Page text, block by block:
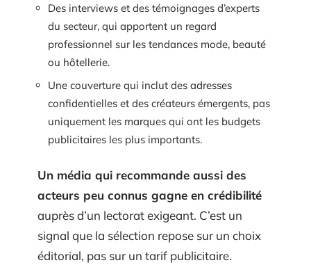
Des interviews et des témoignages d’experts
du secteur, qui apportent un regard
professionnel sur les tendances mode, beauté
ou hôtellerie.
Une couverture qui inclut des adresses
confidentielles et des créateurs émergents, pas
uniquement les marques qui ont les budgets
publicitaires les plus importants.
Un média qui recommande aussi des
acteurs peu connus gagne en crédibilité
auprès d’un lectorat exigeant. C’est un
signal que la sélection repose sur un choix
éditorial, pas sur un tarif publicitaire.